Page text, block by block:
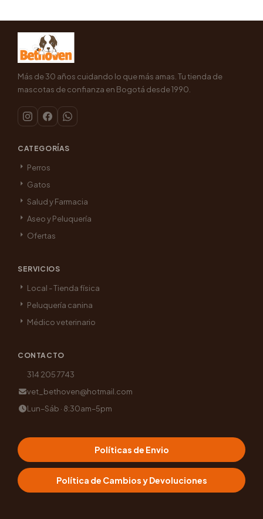
Más de 30 años cuidando lo que más amas. Tu tienda de
mascotas de confianza en Bogotá desde 1990.
CATEGORÍAS
Perros
Gatos
Salud y Farmacia
Aseo y Peluquería
Ofertas
SERVICIOS
Local - Tienda física
Peluquería canina
Médico veterinario
CONTACTO
314 205 7743
vet_bethoven@hotmail.com
Lun–Sáb · 8:30am–5pm
Políticas de Envio
Política de Cambios y Devoluciones